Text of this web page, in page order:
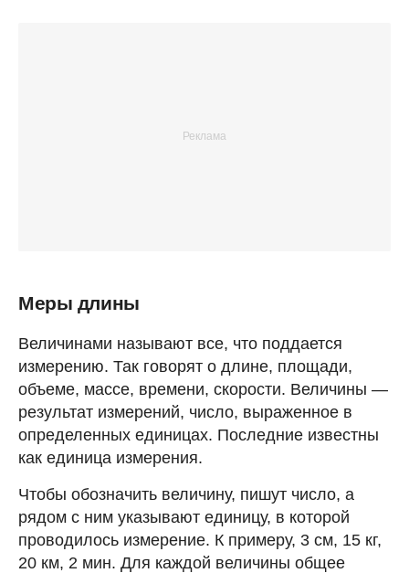
Меры длины
Величинами называют все, что поддается
измерению. Так говорят о длине, площади,
объеме, массе, времени, скорости. Величины —
результат измерений, число, выраженное в
определенных единицах. Последние известны
как единица измерения.
Чтобы обозначить величину, пишут число, а
рядом с ним указывают единицу, в которой
проводилось измерение. К примеру, 3 см, 15 кг,
20 км, 2 мин. Для каждой величины общее